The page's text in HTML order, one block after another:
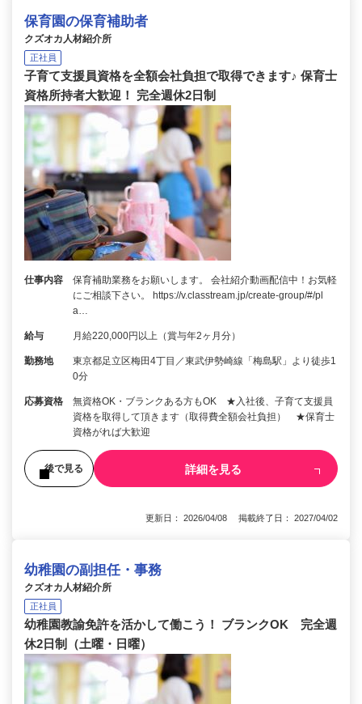
保育園の保育補助者
クズオカ人材紹介所
正社員
子育て支援員資格を全額会社負担で取得できます♪ 保育士
資格所持者大歓迎！ 完全週休2日制
仕事内容
保育補助業務をお願いします。 会社紹介動画配信中！お気軽
にご相談下さい。 https://v.classtream.jp/create-group/#/pl
a…
給与 月給220,000円以上（賞与年2ヶ月分）
勤務地
東京都足立区梅田4丁目／東武伊勢崎線「梅島駅」より徒歩1
0分
応募資格
無資格OK・ブランクある方もOK ★入社後、子育て支援員
資格を取得して頂きます（取得費全額会社負担） ★保育士
資格がれば大歓迎
後で見る 詳細を見る
更新日： 2026/04/08 掲載終了日： 2027/04/02
幼稚園の副担任・事務
クズオカ人材紹介所
正社員
幼稚園教諭免許を活かして働こう！ ブランクOK 完全週
休2日制（土曜・日曜）